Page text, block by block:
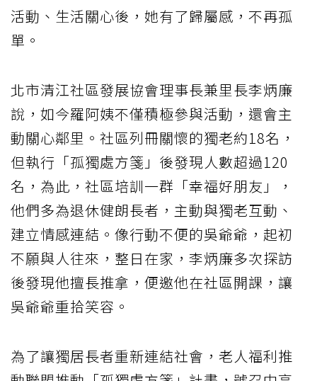
活動、生活關心後，她有了歸屬感，不再孤
單。
北市清江社區發展協會理事長兼里長李炳廉
說，如今羅阿姨不僅積極參與活動，還會主
動關心鄰里。社區列冊關懷的獨老約18名，
但執行「孤獨處方箋」後發現人數超過120
名，為此，社區培訓一群「幸福好朋友」，
他們多為退休健朗長者，主動與獨老互動、
建立情感連結。像行動不便的吳爺爺，起初
不願與人往來，整日在家，李炳廉多次探訪
後發現他擅長推拿，便邀他在社區開課，讓
吳爺爺重拾笑容。
為了讓獨居長者重新連結社會，老人福利推